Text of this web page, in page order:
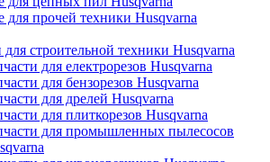
для прочей техники Husqvarna
для строительной техники Husqvarna
для електрорезов Husqvarna
для бензорезов Husqvarna
для дрелей Husqvarna
для плиткорезов Husqvarna
для промышленных пылесосов